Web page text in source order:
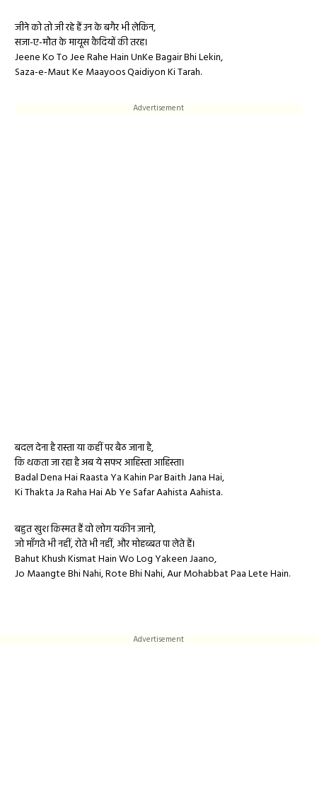
जीने को तो जी रहे हैं उन के बगैर भी लेकिन,
सजा-ए-मौत के मायूस कैदियों की तरह।
Jeene Ko To Jee Rahe Hain UnKe Bagair Bhi Lekin,
Saza-e-Maut Ke Maayoos Qaidiyon Ki Tarah.
Advertisement
बदल देना है रास्ता या कहीं पर बैठ जाना है,
कि थकता जा रहा है अब ये सफर आहिस्ता आहिस्ता।
Badal Dena Hai Raasta Ya Kahin Par Baith Jana Hai,
Ki Thakta Ja Raha Hai Ab Ye Safar Aahista Aahista.
बहुत खुश किस्मत हैं वो लोग यकीन जानो,
जो माँगते भी नहीं, रोते भी नहीं, और मोहब्बत पा लेते हैं।
Bahut Khush Kismat Hain Wo Log Yakeen Jaano,
Jo Maangte Bhi Nahi, Rote Bhi Nahi, Aur Mohabbat Paa Lete Hain.
Advertisement